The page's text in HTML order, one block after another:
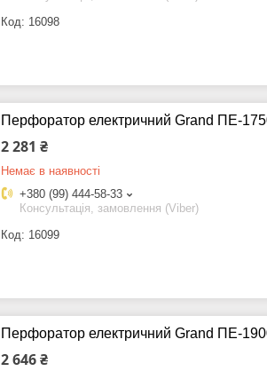
16098
Перфоратор електричний Grand ПЕ-
2 281 ₴
Немає в наявності
+380 (99) 444-58-33
Консультація, замовлення (Viber)
16099
Перфоратор електричний Grand ПЕ-
2 646 ₴